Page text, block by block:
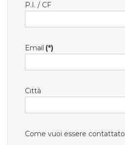
P.I. / CF
Email (*)
Città
Come vuoi essere contattato